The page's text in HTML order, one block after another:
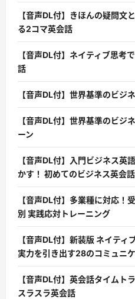
【音声DL付】きほんの疑問文
る2コマ英会話
【音声DL付】ネイティブ思考
話
【音声DL付】世界基準のビジ
【音声DL付】世界基準のビジ
ーン
【音声DL付】入門ビジネス英
かす！ 初めてのビジネス英会話
【音声DL付】多業種に対応！
別 実践応対トレーニング
【音声DL付】新装版 ネイテ
実力を引き出す28のコミュニ
【音声DL付】英会話タイムト
スラスラ英会話